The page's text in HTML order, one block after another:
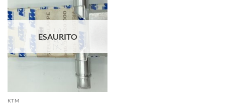
alla lista
dei
desideri
ESAURITO
KTM